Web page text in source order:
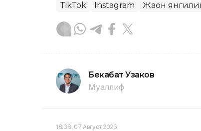
TikTok Instagram Жаҳон
Бекабат Узаков
Муаллиф
18:38, 07 Август 2026